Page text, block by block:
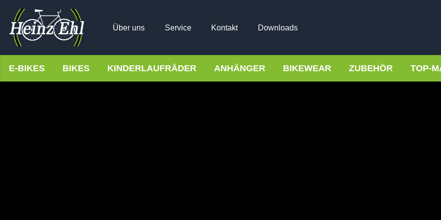
Über uns Service Kontakt Downloads
E-BIKES BIKES KINDERLAUFRÄDER ANHÄNGER BIKEWEAR ZUBEHÖR TOP-